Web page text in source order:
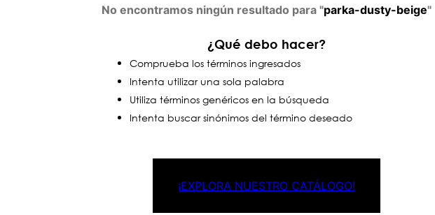
No encontramos ningún resultado para "parka-dusty-beige"
¿Qué debo hacer?
Comprueba los términos ingresados
Intenta utilizar una sola palabra
Utiliza términos genéricos en la búsqueda
Intenta buscar sinónimos del término deseado
¡EXPLORA NUESTRO CATÁLOGO!